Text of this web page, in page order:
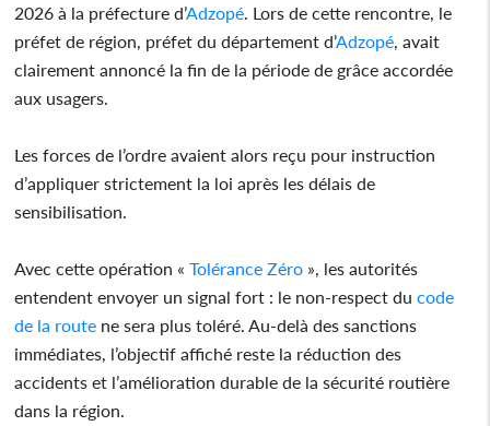
2026 à la préfecture d’Adzopé . Lors de cette rencontre, le
préfet de région, préfet du département d’Adzopé , avait
clairement annoncé la fin de la période de grâce accordée
aux usagers.
Les forces de l’ordre avaient alors reçu pour instruction
d’appliquer strictement la loi après les délais de
sensibilisation.
Avec cette opération « Tolérance Zéro », les autorités
entendent envoyer un signal fort : le non-respect du code
de la route ne sera plus toléré. Au-delà des sanctions
immédiates, l’objectif affiché reste la réduction des
accidents et l’amélioration durable de la sécurité routière
dans la région.